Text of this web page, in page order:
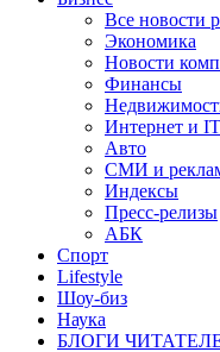
Все новости
Экономика
Новости
Финансы
Интернет и IT
Авто
СМИ и
Индексы
Пресс-релизы
АБК
Спорт
Lifestyle
Шоу-биз
Наука
БЛОГИ